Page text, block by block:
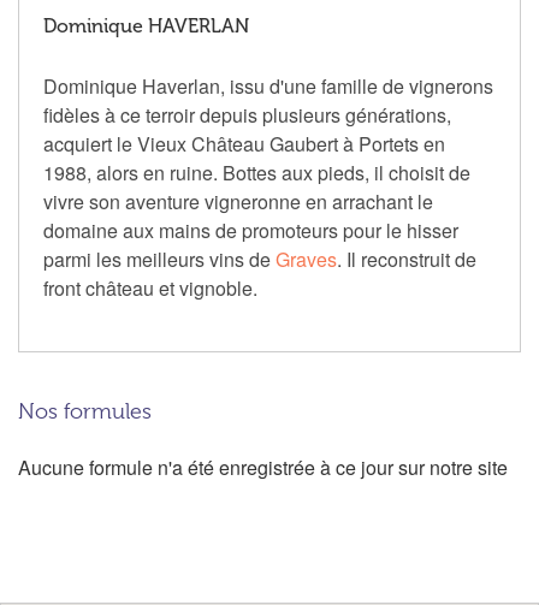
Dominique HAVERLAN
Dominique Haverlan, issu d'une famille de vignerons
fidèles à ce terroir depuis plusieurs générations,
acquiert le Vieux Château Gaubert à Portets en
1988, alors en ruine. Bottes aux pieds, il choisit de
vivre son aventure vigneronne en arrachant le
domaine aux mains de promoteurs pour le hisser
parmi les meilleurs vins deGraves. Il reconstruit de
front château et vignoble.
Nos formules
Aucune formule n'a été enregistrée à ce jour sur notre site